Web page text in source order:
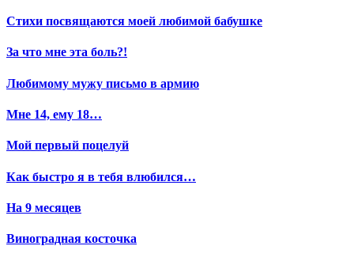
Стихи посвящаются моей любимой бабушке
За что мне эта боль?!
Любимому мужу письмо в армию
Мне 14, ему 18…
Мой первый поцелуй
Как быстро я в тебя влюбился…
На 9 месяцев
Виноградная косточка